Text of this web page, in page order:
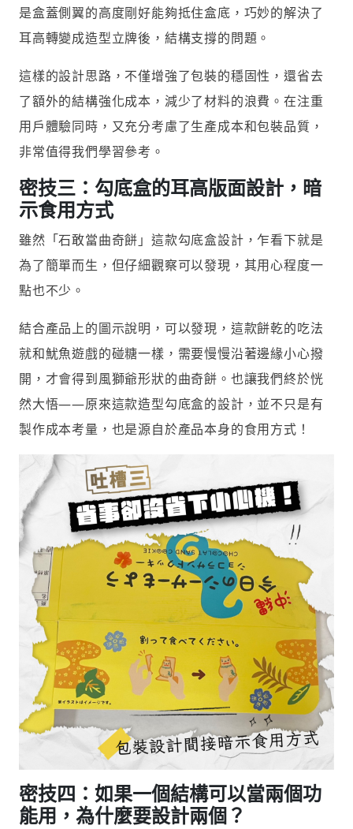
是盒蓋側翼的高度剛好能夠抵住盒底，巧妙的解決了
耳高轉變成造型立牌後，結構支撐的問題。
這樣的設計思路，不僅增強了包裝的穩固性，還省去
了額外的結構強化成本，減少了材料的浪費。在注重
用戶體驗同時，又充分考慮了生產成本和包裝品質，
非常值得我們學習參考。
密技三：勾底盒的耳高版面設計，暗
示食用方式
雖然「石敢當曲奇餅」這款勾底盒設計，乍看下就是
為了簡單而生，但仔細觀察可以發現，其用心程度一
點也不少。
結合產品上的圖示說明，可以發現，這款餅乾的吃法
就和魷魚遊戲的碰糖一樣，需要慢慢沿著邊緣小心撥
開，才會得到風獅爺形狀的曲奇餅。也讓我們終於恍
然大悟——原來這款造型勾底盒的設計，並不只是有
製作成本考量，也是源自於產品本身的食用方式！
密技四：如果一個結構可以當兩個功
能用，為什麼要設計兩個？